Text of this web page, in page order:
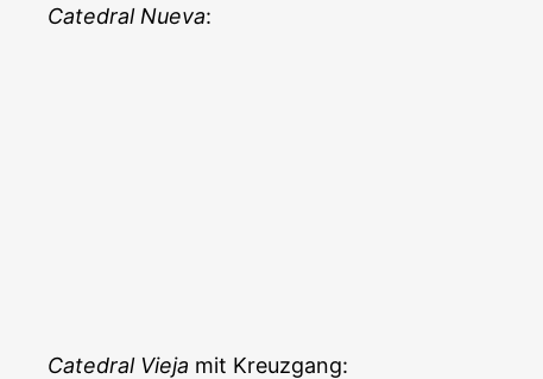
Catedral Nueva:
Catedral Vieja mit Kreuzgang: